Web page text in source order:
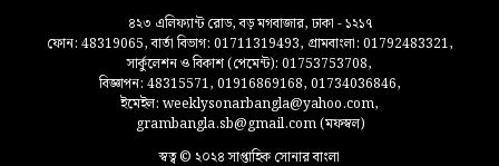
৪২৩ এলিফ্যান্ট রোড, বড় মগবাজার, ঢাকা - ১২১৭
ফোন: 48319065, বার্তা বিভাগ: 01711319493, গ্রামবাংলা: 01792483321,
সার্কুলেশন ও বিকাশ (পেমেন্ট): 01753753708,
বিজ্ঞাপন: 48315571, 01916869168, 01734036846,
ইমেইল: weeklysonarbangla@yahoo.com,
grambangla.sb@gmail.com (মফস্বল)
স্বত্ব © ২০২৪ সাপ্তাহিক সোনার বাংলা